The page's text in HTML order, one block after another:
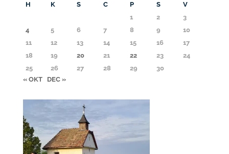
H
K S C P S
V
1
2
3
4
5 6 7 8 9
10
11
12 13 14 15 16
17
18
19 20 21 22 23
24
25
26 27 28 29
30
« OKT
DEC »